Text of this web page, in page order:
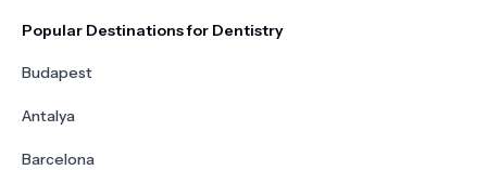
Popular Destinations for Dentistry
Budapest
Antalya
Barcelona